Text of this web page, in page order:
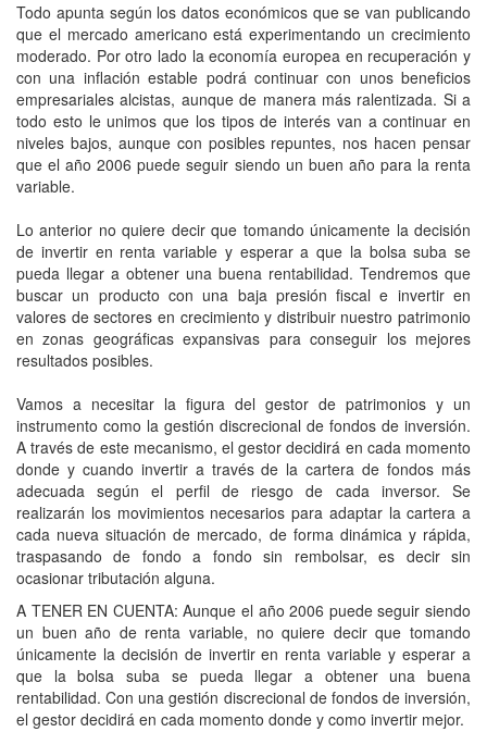
Todo apunta según los datos económicos que se van publicando
que el mercado americano está experimentando un crecimiento
moderado. Por otro lado la economía europea en recuperación y
con una inflación estable podrá continuar con unos beneficios
empresariales alcistas, aunque de manera más ralentizada. Si a
todo esto le unimos que los tipos de interés van a continuar en
niveles bajos, aunque con posibles repuntes, nos hacen pensar
que el año 2006 puede seguir siendo un buen año para la renta
variable.
Lo anterior no quiere decir que tomando únicamente la decisión
de invertir en renta variable y esperar a que la bolsa suba se
pueda llegar a obtener una buena rentabilidad. Tendremos que
buscar un producto con una baja presión fiscal e invertir en
valores de sectores en crecimiento y distribuir nuestro patrimonio
en zonas geográficas expansivas para conseguir los mejores
resultados posibles.
Vamos a necesitar la figura del gestor de patrimonios y un
instrumento como la gestión discrecional de fondos de inversión.
A través de este mecanismo, el gestor decidirá en cada momento
donde y cuando invertir a través de la cartera de fondos más
adecuada según el perfil de riesgo de cada inversor. Se
realizarán los movimientos necesarios para adaptar la cartera a
cada nueva situación de mercado, de forma dinámica y rápida,
traspasando de fondo a fondo sin rembolsar, es decir sin
ocasionar tributación alguna.
A TENER EN CUENTA: Aunque el año 2006 puede seguir siendo
un buen año de renta variable, no quiere decir que tomando
únicamente la decisión de invertir en renta variable y esperar a
que la bolsa suba se pueda llegar a obtener una buena
rentabilidad. Con una gestión discrecional de fondos de inversión,
el gestor decidirá en cada momento donde y como invertir mejor.